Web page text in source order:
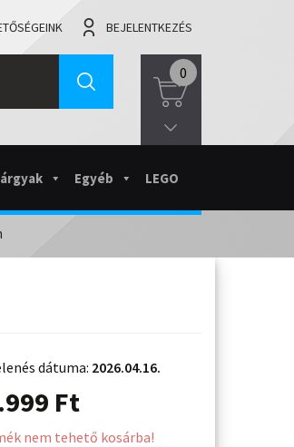
BEJELENTKEZÉS
0
Egyéb LEGO
dátuma: 2026.04.16.
Ft
nem tehető kosárba!